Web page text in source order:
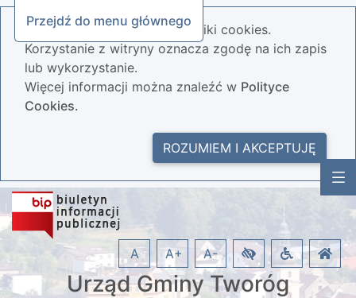
Przejdź do menu głównego
Nasza strona wykorzystuje pliki cookies.
Korzystanie z witryny oznacza zgodę na ich zapis
lub wykorzystanie.
Więcej informacji można znaleźć w Polityce
Cookies.
ROZUMIEM I AKCEPTUJĘ
Urząd Gminy Tworóg
A A+ A-